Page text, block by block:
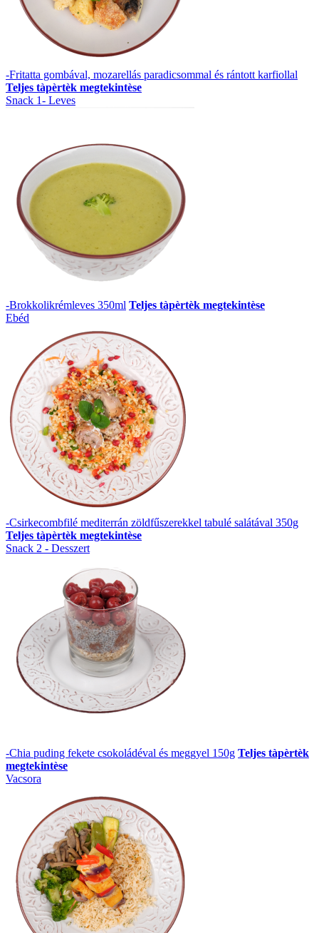
-Fritatta gombával, mozarellás paradicsommal és rántott karfiollal
Teljes tàpèrtèk megtekintèse
Snack 1- Leves
-Brokkolikrémleves 350ml Teljes tàpèrtèk megtekintèse
Ebéd
-Csirkecombfilé mediterrán zöldfűszerekkel tabulé salátával 350g
Teljes tàpèrtèk megtekintèse
Snack 2 - Desszert
-Chia puding fekete csokoládéval és meggyel 150g Teljes tàpèrtèk
megtekintèse
Vacsora